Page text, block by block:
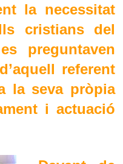
la necessitat
cristians del
preguntaven
referent
la seva pròpia
i actuació